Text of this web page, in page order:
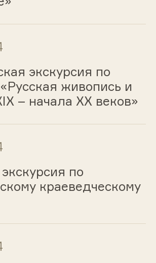
экскурсия по
живопись и
– начала ХХ веков»
по
краеведческому